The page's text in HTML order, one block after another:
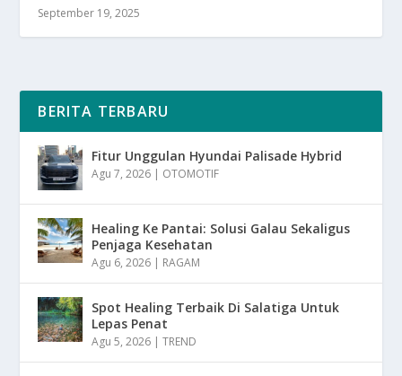
September 19, 2025
BERITA TERBARU
Fitur Unggulan Hyundai Palisade Hybrid
Agu 7, 2026 | OTOMOTIF
Healing Ke Pantai: Solusi Galau Sekaligus
Penjaga Kesehatan
Agu 6, 2026 | RAGAM
Spot Healing Terbaik Di Salatiga Untuk
Lepas Penat
Agu 5, 2026 |TREND